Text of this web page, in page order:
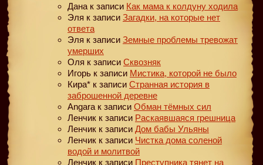
Дана к записи Как мама к колдуну ходила
Эля к записи Загадки, на которые нет
ответа
Эля к записи Земные проблемы тревожат
умерших
Оля к записи Сквозняк
Игорь к записи Мистика, которой не было
Кира* к записи Странная история в
заброшенной деревне
Angara к записи Обман тёмных сил
Ленчик к записи Раскаявшаяся грешница
Ленчик к записи Дом бабы Ульяны
Ленчик к записи Чистка дома соленой
водой и молитвой
Ленчик к записи Преступника тянет на